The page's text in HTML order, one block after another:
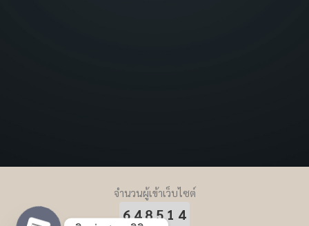
จำนวนผู้เข้าเว็บไซต์
648514